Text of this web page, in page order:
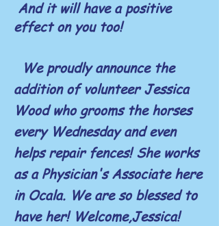
And it will have a positive
effect on you too!
We proudly announce the
addition of volunteer Jessica
Wood who grooms the horses
every Wednesday and even
helps repair fences! She works
as a Physician'sAssociate here
in Ocala. We are so blessed to
have her! Welcome,Jessica!